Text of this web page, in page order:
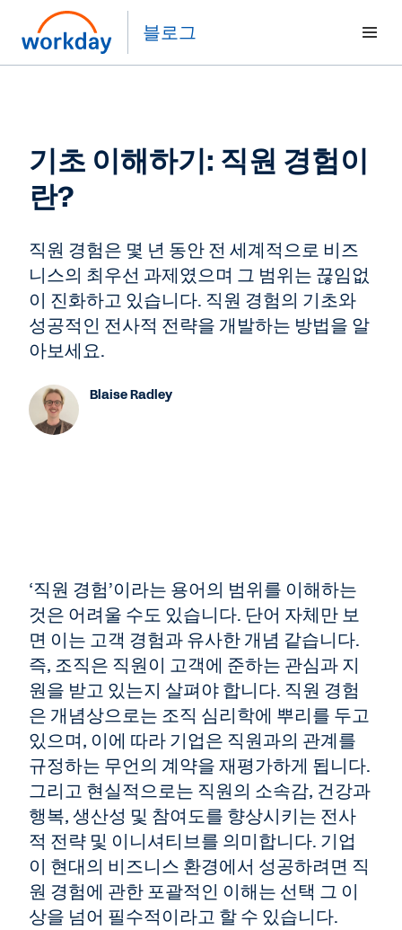
블로그
기초 이해하기: 직원 경험이
란?
직원 경험은 몇 년 동안 전 세계적으로 비즈
니스의 최우선 과제였으며 그 범위는 끊임없
이 진화하고 있습니다. 직원 경험의 기초와
성공적인 전사적 전략을 개발하는 방법을 알
아보세요.
Blaise Radley
‘직원 경험’이라는 용어의 범위를 이해하는
것은 어려울 수도 있습니다. 단어 자체만 보
면 이는 고객 경험과 유사한 개념 같습니다.
즉, 조직은 직원이 고객에 준하는 관심과 지
원을 받고 있는지 살펴야 합니다. 직원 경험
은 개념상으로는 조직 심리학에 뿌리를 두고
있으며, 이에 따라 기업은 직원과의 관계를
규정하는 무언의 계약을 재평가하게 됩니다.
그리고 현실적으로는 직원의 소속감, 건강과
행복, 생산성 및 참여도를 향상시키는 전사
적 전략 및 이니셔티브를 의미합니다. 기업
이 현대의 비즈니스 환경에서 성공하려면 직
원 경험에 관한 포괄적인 이해는 선택 그 이
상을 넘어 필수적이라고 할 수 있습니다.